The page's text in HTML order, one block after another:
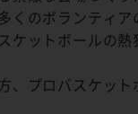
のボランティア
ケットボールの熱
、プロバスケッ